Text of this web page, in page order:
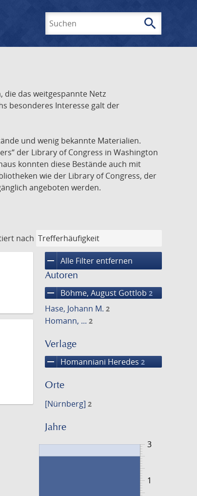
search
die das weitgespannte Netz
besonderes Interesse galt der
und wenig bekannte Materialien.
der Library of Congress in Washington
konnten diese Bestände auch mit
wie der Library of Congress, der
angeboten werden.
nach
remove Alle Filter entfernen
Autoren
remove Böhme, August Gottlob 2
Hase, Johann M. 2
Homann, ... 2
Verlage
remove Homanniani Heredes 2
Orte
[Nürnberg] 2
Jahre
3
1